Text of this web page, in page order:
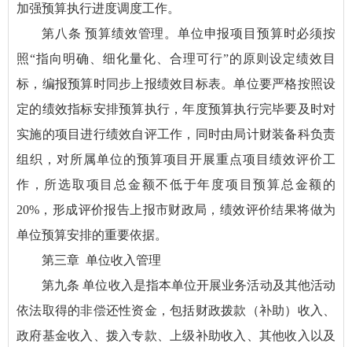
加强预算执行进度调度工作。
第八条 预算绩效管理。单位申报项目预算时必须按
照“指向明确、细化量化、合理可行”的原则设定绩效目
标，编报预算时同步上报绩效目标表。单位要严格按照设
定的绩效指标安排预算执行，年度预算执行完毕要及时对
实施的项目进行绩效自评工作，同时由局计财装备科负责
组织，对所属单位的预算项目开展重点项目绩效评价工
作，所选取项目总金额不低于年度项目预算总金额的
20%，形成评价报告上报市财政局，绩效评价结果将做为
单位预算安排的重要依据。
第三章 单位收入管理
第九条 单位收入是指本单位开展业务活动及其他活动
依法取得的非偿还性资金，包括财政拨款（补助）收入、
政府基金收入、拨入专款、上级补助收入、其他收入以及